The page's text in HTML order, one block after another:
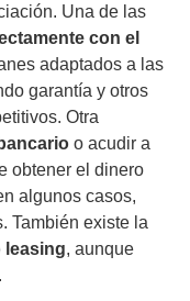
Una de las
con el
adaptados a las
garantía y otros
Otra
o acudir a
obtener el dinero
algunos casos,
También existe la
leasing, aunque